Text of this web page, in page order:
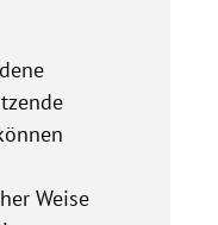
Weise